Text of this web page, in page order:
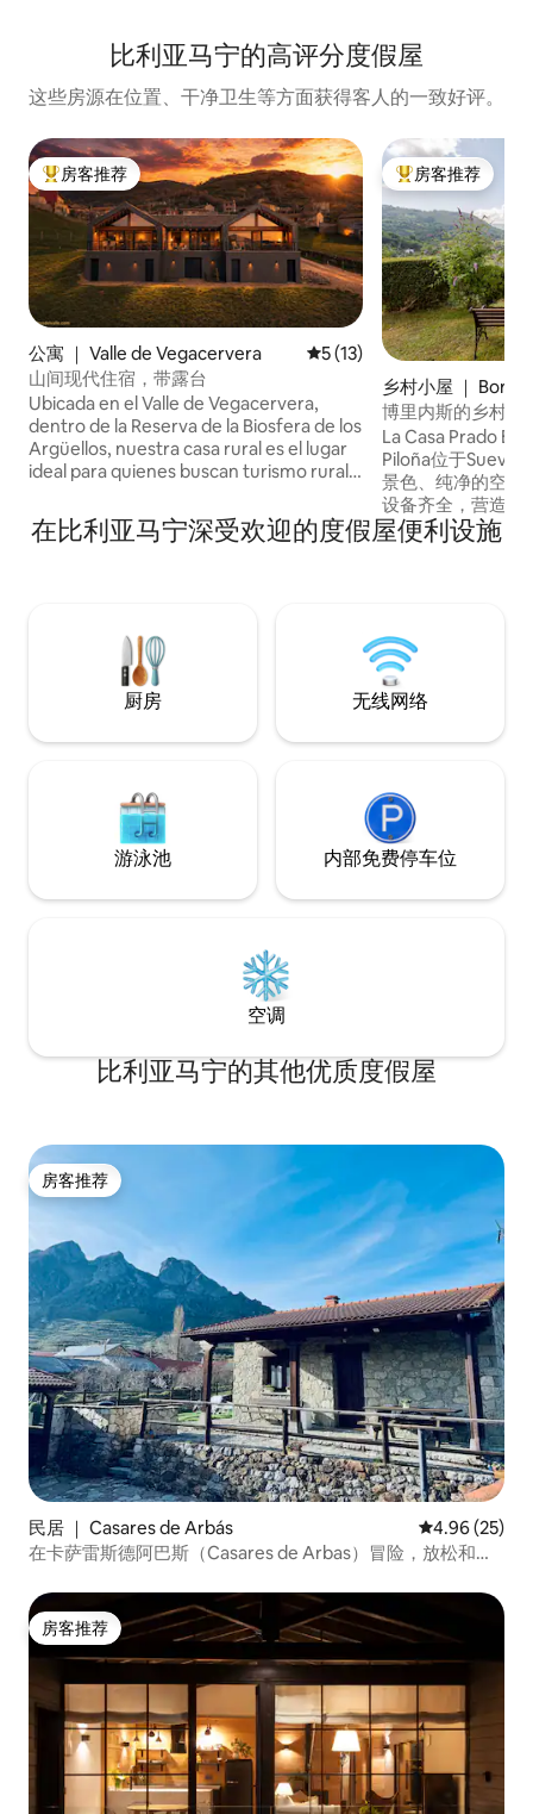
比利亚马宁的高评分度假屋
这些房源在位置、干净卫生等方面获得客人的一致好评。
热门「房客推荐」
房客推荐
公寓 ｜ Valle de Vegacervera 平均评分 5 分（满分 5 分）
5 (13)
山间现代住宿，带露台
Ubicada en el Valle de Vegacervera,
dentro de la Reserva de la Biosfera de los
Argüellos, nuestra casa rural es el lugar
ideal para quienes buscan turismo rural
rodeado de montañas y aire puro, donde
dormir cerca de León se convierte en
热门「房客推荐」
房客推荐
乡村小屋 ｜
博里内斯的乡村别
下，可欣赏美景
La Casa Prado El
Piloña位于Sueve
景色、纯净的空气
设备齐全，营造出
宽敞的围栏花园，
椅、门廊、带浴
东加（ Covadong 是远离喧嚣、享受大自
然的理想去处！
在比利亚马宁深受欢迎的度假屋便利设施
厨房 无线网络
游泳池 内部免费停车位
空调
比利亚马宁的其他优质度假屋
房客推荐
房客推荐
民居 ｜ Casares de Arbás 平均评分
4.96 (25)
在卡萨雷斯德阿巴斯（Casares de Arbas）冒险，放松和享
房客推荐
房客推荐